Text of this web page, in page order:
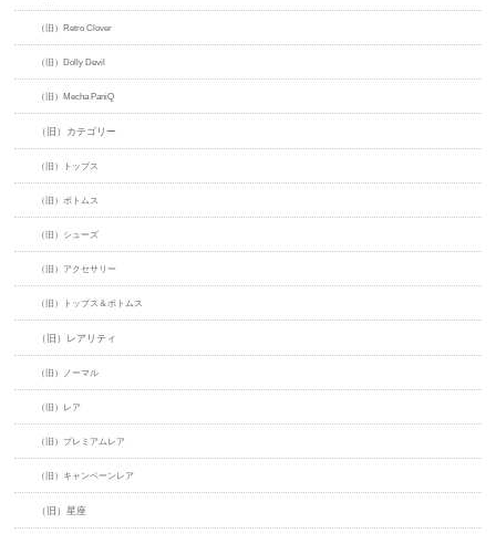
（旧）Retro Clover
（旧）Dolly Devil
（旧）Mecha PaniQ
（旧）カテゴリー
（旧）トップス
（旧）ボトムス
（旧）シューズ
（旧）アクセサリー
（旧）トップス＆ボトムス
（旧）レアリティ
（旧）ノーマル
（旧）レア
（旧）プレミアムレア
（旧）キャンペーンレア
（旧）星座